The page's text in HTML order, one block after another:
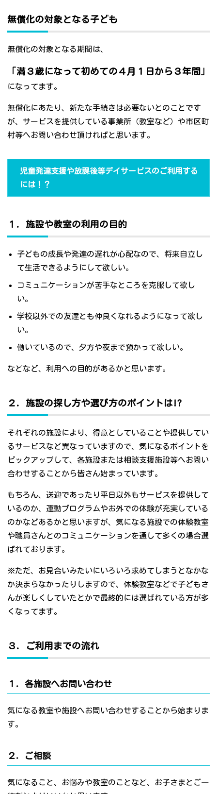
無償化の対象となる子ども
無償化の対象となる期間は、
「満３歳になって初めての４月１日から３年間」
になってます。
無償化にあたり、新たな手続きは必要ないとのことです
が、サービスを提供している事業所（教室など）や市区町
村等へお問い合わせ頂ければと思います。
児童発達支援や放課後等デイサービスのご利用する
には！？
１．施設や教室の利用の目的
子どもの成長や発達の遅れが心配なので、将来自立し
て生活できるようにして欲しい。
コミュニケーションが苦手なところを克服して欲し
い。
学校以外での友達とも仲良くなれるようになって欲し
い。
働いているので、夕方や夜まで預かって欲しい。
などなど、利用への目的があるかと思います。
２．施設の探し方や選び方のポイントは!?
それぞれの施設により、得意としていることや提供してい
るサービスなど異なっていますので、気になるポイントを
ピックアップして、各施設または相談支援施設等へお問い
合わせすることから皆さん始まっています。
もちろん、送迎であったり平日以外もサービスを提供して
いるのか、運動プログラムやお外での体験が充実している
のかなどあるかと思いますが、気になる施設での体験教室
や職員さんとのコミュニケーションを通して多くの場合選
ばれております。
※ただ、お見合いみたいにいろいろ求めてしまうとなかな
か決まらなかったりしますので、体験教室などで子どもさ
んが楽しくしていたとかで最終的には選ばれている方が多
くなってます。
３．ご利用までの流れ
１．各施設へお問い合わせ
気になる教室や施設へお問い合わせすることから始まりま
す。
２．ご相談
気になること、お悩みや教室のことなど、お子さまとご一